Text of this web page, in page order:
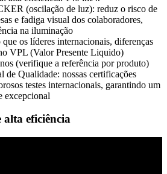
(oscilação de luz): reduz o risco de
e fadiga visual dos colaboradores,
na iluminação
os líderes internacionais, diferenças
VPL (Valor Presente Liquido)
(verifique a referência por produto)
de Qualidade: nossas certificações
testes internacionais, garantindo um
excepcional
eficiência